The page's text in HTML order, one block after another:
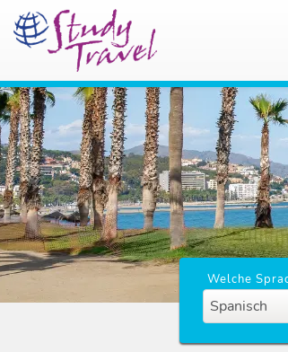
Welche
Spanisch